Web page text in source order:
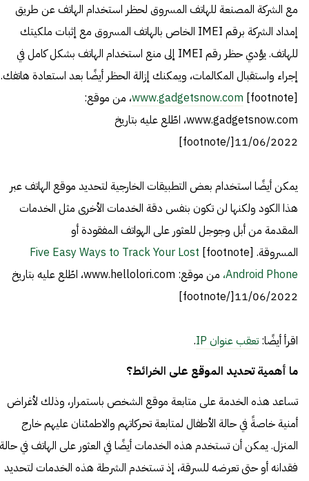
مع الشركة المصنعة للهاتف المسروق لحظر استخدام الهاتف عن طريق
إمداد الشركة برقم IMEI الخاص بالهاتف المسروق مع إثبات ملكيتك
للهاتف. يؤدي حظر رقم IMEI إلى منع استخدام الهاتف بشكل كامل في
إجراء واستقبال المكالمات، ويمكنك إزالة الحظر أيضًا بعد استعادة هاتفك.
[footnote]
www.gadgetsnow.com، من موقع:
www.gadgetsnow.com، اطّلع عليه بتاريخ
11/06/2022[/footnote]
يمكن أيضًا استخدام بعض التطبيقات الخارجية لتحديد موقع الهاتف عبر
هذا الكود ولكنها لن تكون بنفس دقة الخدمات الأخرى مثل الخدمات
المقدمة من أبل وجوجل للعثور على الهواتف المفقودة أو
المسروقة. [footnote]
Five Easy Ways to Track Your Lost
Android Phone،
من موقع: www.hellolori.com، اطّلع عليه بتاريخ
11/06/2022[/footnote]
اقرأ أيضًا: تعقب عنوان IP
.
ما أهمية تحديد الموقع على الخرائط؟
تساعد هذه الخدمة على متابعة موقع الشخص باستمرار، وذلك لأغراض
أمنية خاصةً في حالة الأطفال لمتابعة تحركاتهم والاطمئنان عليهم خارج
المنزل. يمكن أن تستخدم هذه الخدمات أيضًا في العثور على الهاتف في حالة
فقدانه أو حتى تعرضه للسرقة، إذ تستخدم الشرطة هذه الخدمات لتحديد